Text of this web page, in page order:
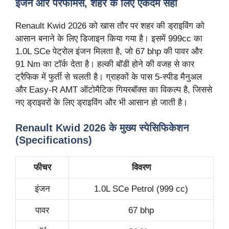
इंजन और परफॉर्मेंस,शहर के लिए एकदम सही
Renault Kwid 2026 को खास तौर पर शहर की ड्राइविंग को
आसान बनाने के लिए डिजाइन किया गया है। इसमें 999cc का
1.0L SCe पेट्रोल इंजन मिलता है, जो 67 bhp की पावर और
91 Nm का टॉर्क देता है। हल्की बॉडी होने की वजह से कार
ट्रैफिक में फुर्ती से चलती है। ग्राहकों के पास 5-स्पीड मैनुअल
और Easy-R AMT ऑटोमैटिक गियरबॉक्स का विकल्प है, जिससे
नए ड्राइवरों के लिए ड्राइविंग और भी आसान हो जाती है।
Renault Kwid 2026के मुख्य स्पेसिफिकेशन
(Specifications)
फीचर विवरण
इंजन 1.0L SCe Petrol (999 cc)
पावर 67 bhp